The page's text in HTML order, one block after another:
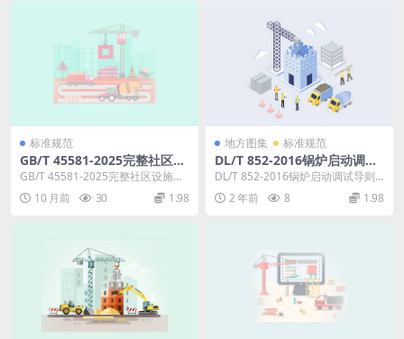
标准规范
GB/T 45581-2025完整社区设
施服务指南
GB/T 45581-2025完整社区设施服
务指南 这份文件是关于 “完整社
区”...10 月前 30 1.98
地方图集 标准规范
DL/T 852-2016锅炉启动调试
导则.pdf
DL/T 852-2016锅炉启动调试导则
代替DL/T852-2004 本标准...
2 年前 8 1.98